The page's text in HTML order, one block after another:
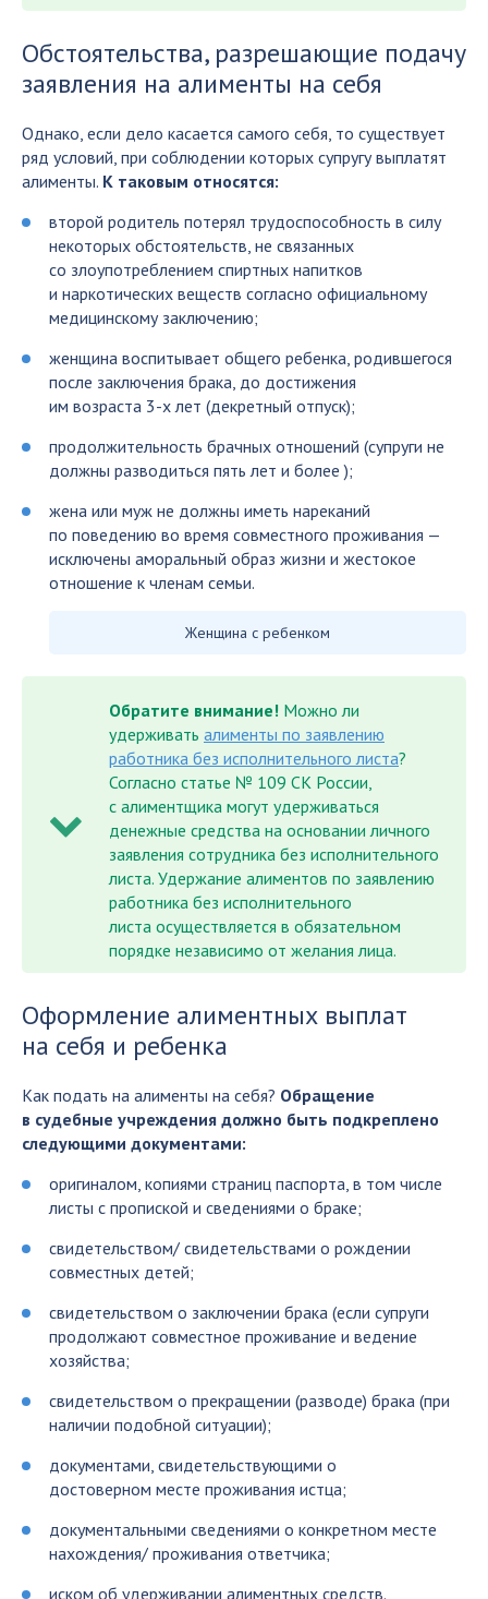
Обстоятельства, разрешающие подачу
заявления на алименты на себя
Однако, если дело касается самого себя, то существует
ряд условий, при соблюдении которых супругу выплатят
алименты. К таковым относятся:
второй родитель потерял трудоспособность в силу
некоторых обстоятельств, не связанных
со злоупотреблением спиртных напитков
и наркотических веществ согласно официальному
медицинскому заключению;
женщина воспитывает общего ребенка, родившегося
после заключения брака, до достижения
им возраста 3-х лет (декретный отпуск);
продолжительность брачных отношений (супруги не
должны разводиться пять лет и более );
жена или муж не должны иметь нареканий
по поведению во время совместного проживания —
исключены аморальный образ жизни и жестокое
отношение к членам семьи.
Женщина с ребенком
Обратите внимание! Можно ли
удерживать алименты по заявлению
работника без исполнительного листа?
Согласно статье № 109 СК России,
с алиментщика могут удерживаться
денежные средства на основании личного
заявления сотрудника без исполнительного
листа. Удержание алиментов по заявлению
работника без исполнительного
листа осуществляется в обязательном
порядке независимо от желания лица.
Оформление алиментных выплат
на себя и ребенка
Как подать на алименты на себя? Обращение
в судебные учреждения должно быть подкреплено
следующими документами:
оригиналом, копиями страниц паспорта, в том числе
листы с пропиской и сведениями о браке;
свидетельством/ свидетельствами о рождении
совместных детей;
свидетельством о заключении брака (если супруги
продолжают совместное проживание и ведение
хозяйства;
свидетельством о прекращении (разводе) брака (при
наличии подобной ситуации);
документами, свидетельствующими о
достоверном месте проживания истца;
документальными сведениями о конкретном месте
нахождения/ проживания ответчика;
иском об удерживании алиментных средств.